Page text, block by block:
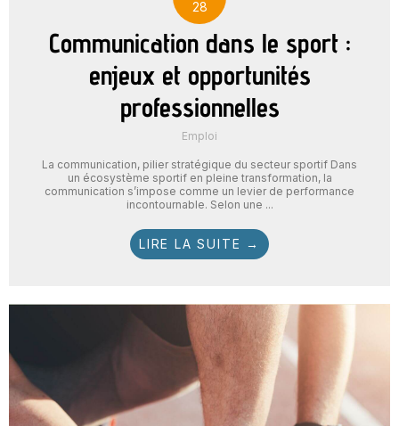
28
Communication dans le sport :
enjeux et opportunités
professionnelles
Emploi
La communication, pilier stratégique du secteur sportif Dans
un écosystème sportif en pleine transformation, la
communication s’impose comme un levier de performance
incontournable. Selon une ...
LIRE LA SUITE →